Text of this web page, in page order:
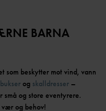
BARNA
som beskytter mot vind, vann
og skalldresser –
og store eventyrere.
og behov!